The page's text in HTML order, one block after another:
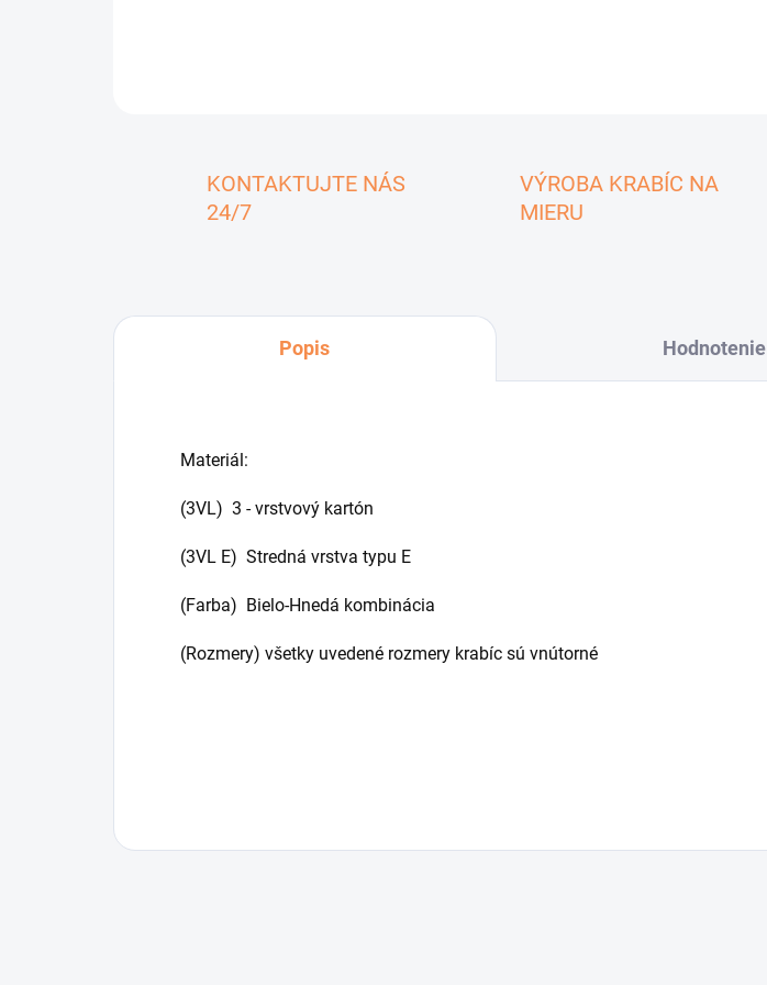
KONTAKTUJTE NÁS
24/7
VÝROBA KRABÍC NA
MIERU
Popis Hodnotenie
Materiál:
(3VL) 3 - vrstvový kartón
(3VL E) Stredná vrstva typu E
(Farba) Bielo-Hnedá kombinácia
(Rozmery) všetky uvedené rozmery krabíc sú vnútorné